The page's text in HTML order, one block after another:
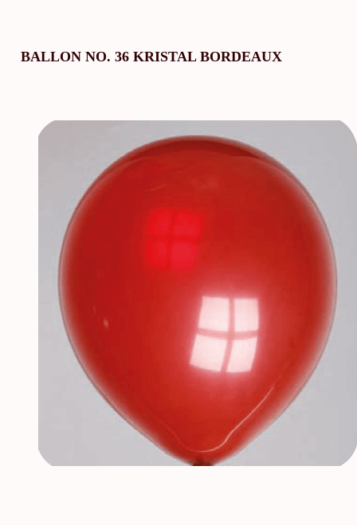
BALLON NO. 36 KRISTAL BORDEAUX